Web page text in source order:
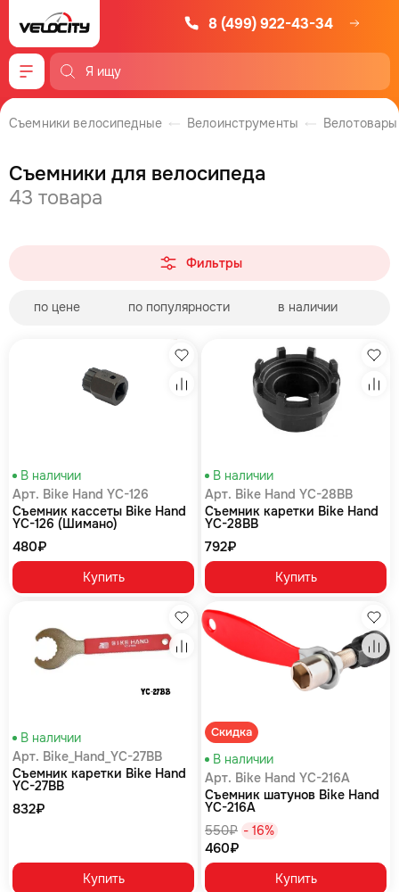
8 (499) 922-43-34
Меню
Велотовары
Велоинструменты
Съемники велосипедные
Съемники для велосипеда
43 товара
Фильтры
по цене по популярности в наличии
Избранное
Сравнение
В наличии
Арт. Bike Hand YC-126
Съемник кассеты Bike Hand
YC-126 (Шимано)
480₽
Купить
В наличии
Арт. Bike Hand YC-28BB
Съемник каретки Bike Hand
YC-28BB
792₽
Купить
Избранное
Сравнение
В наличии
Арт. Bike_Hand_YC-27BB
Съемник каретки Bike Hand
YC-27BB
832₽
Купить
Скидка
В наличии
Арт. Bike Hand YC-216A
Съемник шатунов Bike Hand
YC-216A
550₽ - 16%
460₽
Купить